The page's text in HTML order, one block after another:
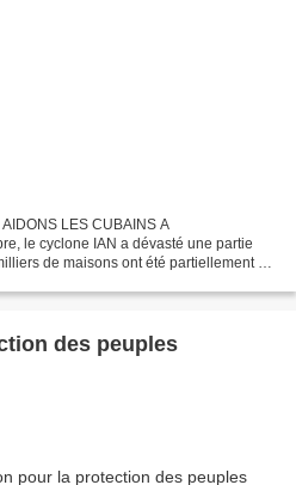
LES CUBAINS A
le cyclone IAN a dévasté une partie
de maisons ont été partiellement ou
des peuples